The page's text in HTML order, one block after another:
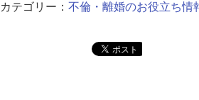
カテゴリー： 不倫・離婚のお役立ち情